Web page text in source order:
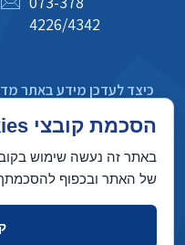
4226/4342
כיצד לעדכן מידע באתר
בניין טאוב, הטכניון מכון
הסכמת קובצי Cookies
של האתר ובכפוף להסכמתך